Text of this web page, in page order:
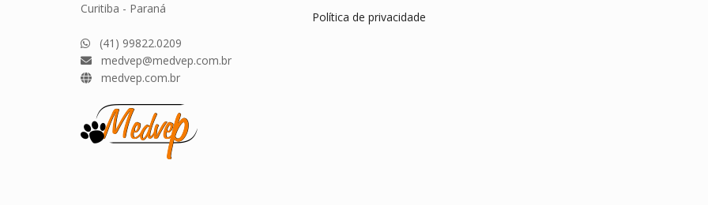
Curitiba - Paraná
(41) 99822.0209
medvep@medvep.com.br
medvep.com.br
Política de privacidade